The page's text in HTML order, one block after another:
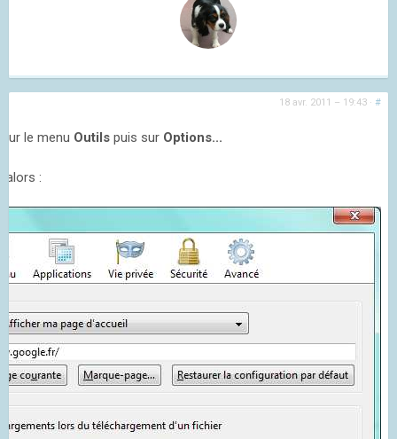
18 avr. 2011 – 19:43 · #
le menu Outils puis sur Options...
alors :